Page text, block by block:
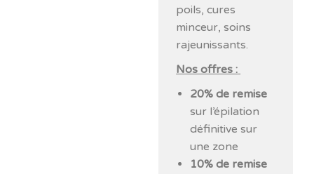
poils, cures
minceur, soins
rajeunissants.
Nos offres :
20% de remise
sur l’épilation
définitive sur
une zone
10% de remise